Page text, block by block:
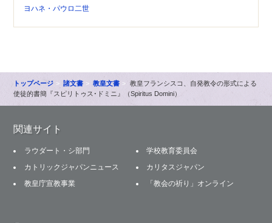
ヨハネ・パウロ二世
トップページ 諸文書 教皇文書
教皇フランシスコ、自発教令の形式による
使徒的書簡『スピリトゥス･ドミニ』（Spiritus Domini）
関連サイト
ラウダート・シ部門
学校教育委員会
カトリックジャパンニュース
カリタスジャパン
教皇庁宣教事業
「教会の祈り」オンライン